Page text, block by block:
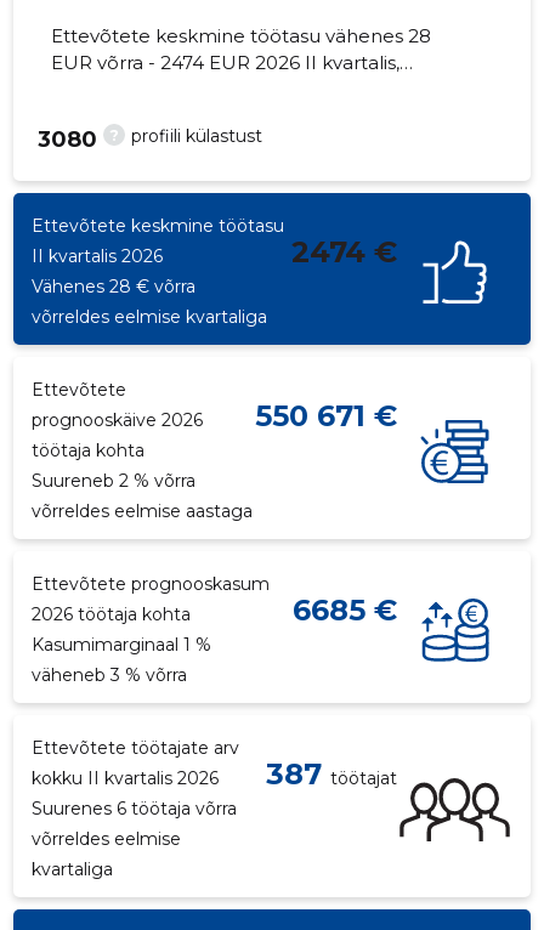
Ettevõtete keskmine töötasu vähenes 28
EUR võrra - 2474 EUR 2026 II kvartalis,
? profiili külastust
3080
Ettevõtete keskmine töötasu
II kvartalis 2026
2474 €
Vähenes 28 € võrra
võrreldes eelmise kvartaliga
Ettevõtete
prognooskäive 2026
töötaja kohta
550 671 €
Suureneb 2 % võrra
võrreldes eelmise aastaga
Ettevõtete prognooskasum
2026 töötaja kohta
6685 €
Kasumimarginaal 1 %
väheneb 3 % võrra
Ettevõtete töötajate arv
kokku II kvartalis 2026
387 töötajat
Suurenes 6 töötaja võrra
võrreldes eelmise
kvartaliga